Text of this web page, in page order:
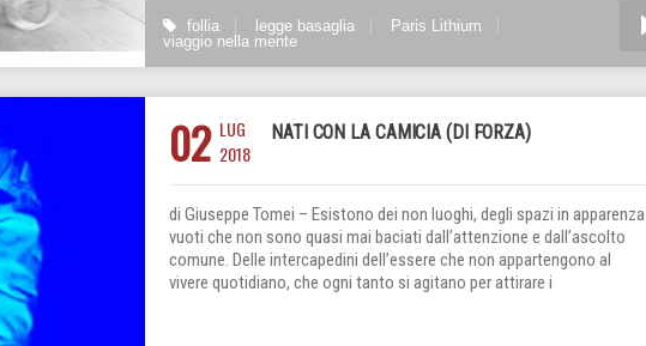
follia legge basaglia
Paris Lithium
viaggio nella mente
02 LUG
2018
NATI CON LA CAMICIA (DI FORZA)
di Giuseppe Tomei – Esistono dei non luoghi, degli spazi in apparenza
vuoti che non sono quasi mai baciati dall’attenzione e dall’ascolto
comune. Delle intercapedini dell’essere che non appartengono al
vivere quotidiano, che ogni tanto si agitano per attirare i